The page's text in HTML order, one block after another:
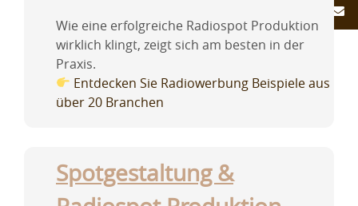
Wie eine erfolgreiche Radiospot Produktion
wirklich klingt, zeigt sich am besten in der
Praxis.
Entdecken Sie Radiowerbung Beispiele aus
über 20 Branchen
Spotgestaltung &